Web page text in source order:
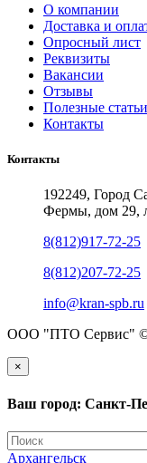
О компании
Доставка и
Опросный лист
Реквизиты
Вакансии
Отзывы
Полезные статьи
Контакты
Контакты
192249, Город
Фермы, дом 29,
8(812)917-72-25
8(812)207-72-25
info@kran-spb.ru
ООО "ПТО Сервис" ©
×
Ваш город: Санкт-
Архангельск